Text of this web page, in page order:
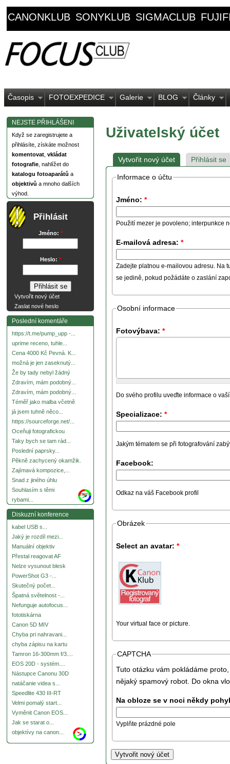
CANONKLUB SONYKLUB SIGMACLUB
Časopis FOTOEXPEDICE Galerie BLOG Články
NEJSTE PŘIHLÁŠENI
Když se zaregistrujete a
přihlásíte, získáte možnost
komentovat vkládat
fotografie , nahlížet do
katalogu fotoaparátů a
objektivů a mnoho dalších
výhod.
Přihlásit
Jméno: *
Heslo: *
Vytvořit nový účet
Zaslat nové heslo
Poslední komentáře
https://t.me/pump_upp -...
uprime receno, tuhle...
Cena 4000 Kč Pevná. K...
možná je jen zaseknutý...
Že by tady nebyl žádný
Zdravím, mám podobný...
Zdravím, mám podobný...
Téměř jako malba včetně
já jsem tuhně něco...
https://sourceforge.net/...
Oceňuji fotografickou
Taky bych se tam rád...
Poslední paprsky...
Pěkně zachycený okamžik.
Zajímavá kompozice,...
Snad z jiného úhlu
Souhlasím s těmi
rybami...
more
Diskuzní konference
kabel USB s...
Jaký je rozdíl mezi...
Manuální objektiv
Přestal reagovat AF
Nelze vysunout blesk
PowerShot G3 -...
Skutečný počet...
Špatná světelnost -...
Nefunguje autofocus...
fototiskárna
Canon 5D MIV
Chyba pri nahravani...
chyba zápisu na kartu
Tamron 16-300mm f/3....
EOS 20D - systém....
Nástupce Canonu 30D
natáčanie videa s...
Speedlite 430 III-RT
Velmi pomalý start...
Vyměnit Canon EOS...
Jak se starat o...
objektívy na canon...
Uživatelský účet
Vytvořit nový účet Přihlásit se
Informace o účtu
Jméno: *
Použití mezer je povoleno; interpunkce
E-mailová adresa: *
Zadejte platnou e-mailovou adresu. Na
se jedině, pokud požádáte o zaslání
Osobní informace
Fotovýbava: *
Do svého profilu uveďte informace o
Specializace: *
Jakým tématem se při fotografování
Facebook:
Odkaz na váš Facebook profil
Obrázek
Select an avatar: *
Your virtual face or picture.
CAPTCHA
Tuto otázku vám pokládáme
nějaký spamový robot. Do okna
Na obloze se v noci někdy
Vyplňte prázdné pole